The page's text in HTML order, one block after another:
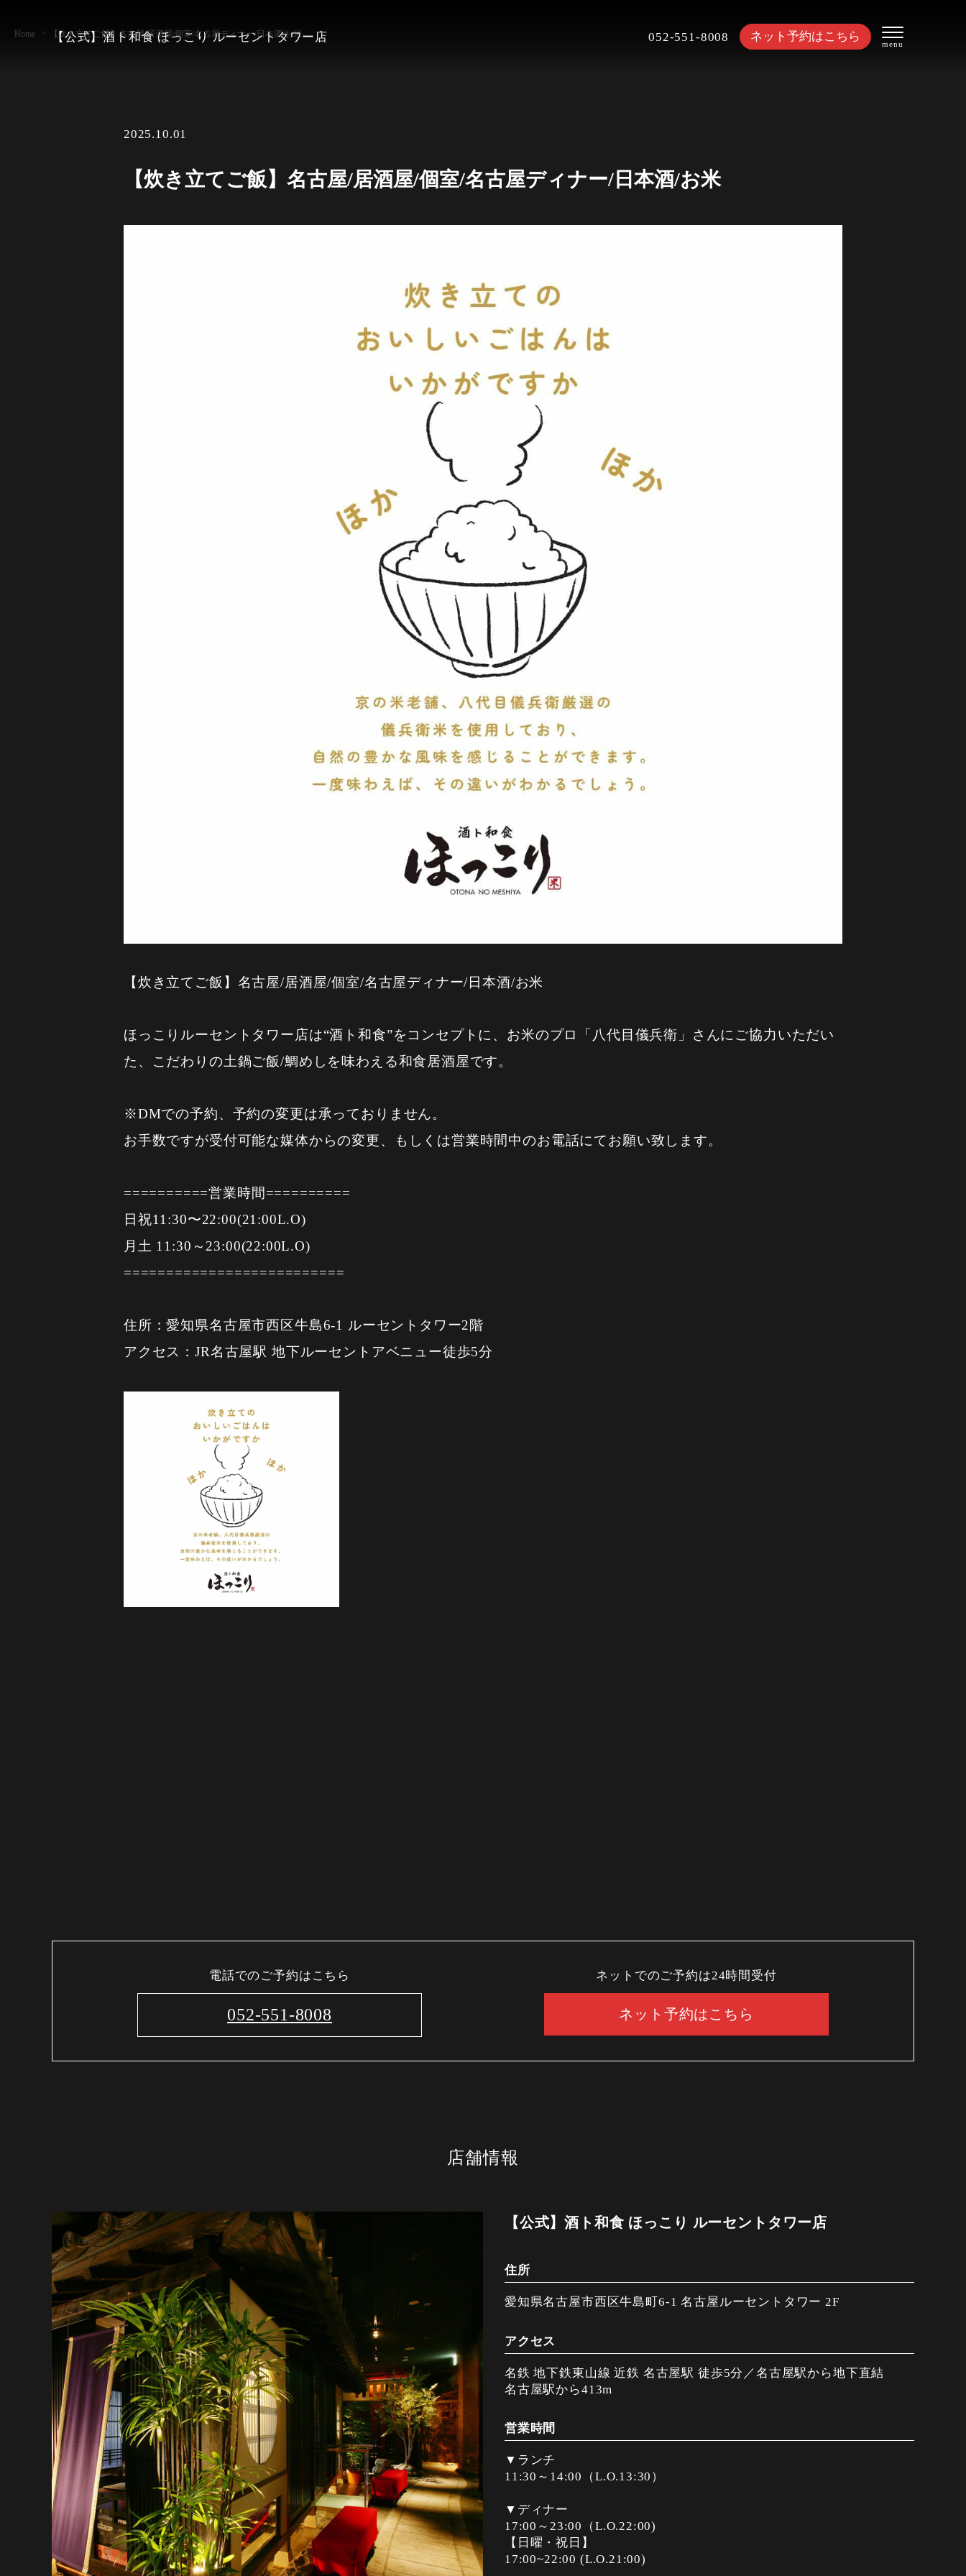
【公式】酒ト和食 ほっこり ルーセントタワー店 052-551-8008 ネット予約はこちら
Home 【炊き立てご飯】名古屋/居酒屋/個室/名古屋ディナー/日本酒/お米
2025.10.01
【炊き立てご飯】名古屋/居酒屋/個室/名古屋ディナー/日本酒/お米
【炊き立てご飯】名古屋/居酒屋/個室/名古屋ディナー/日本酒/お米
ほっこりルーセントタワー店は“酒ト和食”をコンセプトに、お米のプロ「八代目儀兵衛」さんにご協力いただい
た、こだわりの土鍋ご飯/鯛めしを味わえる和食居酒屋です。
※DMでの予約、予約の変更は承っておりません。
お手数ですが受付可能な媒体からの変更、もしくは営業時間中のお電話にてお願い致します。
==========営業時間==========
日祝11:30〜22:00(21:00L.O)
月土 11:30～23:00(22:00L.O)
==========================
住所：愛知県名古屋市西区牛島6-1 ルーセントタワー2階
アクセス：JR名古屋駅 地下ルーセントアベニュー徒歩5分
電話でのご予約はこちら
052-551-8008
ネットでのご予約は24時間受付
ネット予約はこちら
店舗情報
【公式】酒ト和食 ほっこり ルーセントタワー店
住所
愛知県名古屋市西区牛島町6-1 名古屋ルーセントタワー 2F
アクセス
名鉄 地下鉄東山線 近鉄 名古屋駅 徒歩5分／名古屋駅から地下直結
名古屋駅から413m
営業時間
▼ランチ
11:30～14:00（L.O.13:30）
▼ディナー
17:00～23:00（L.O.22:00)
【日曜・祝日】
17:00~22:00 (L.O.21:00)